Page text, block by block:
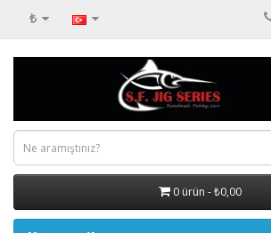
₺
0 ürün - ₺0,00